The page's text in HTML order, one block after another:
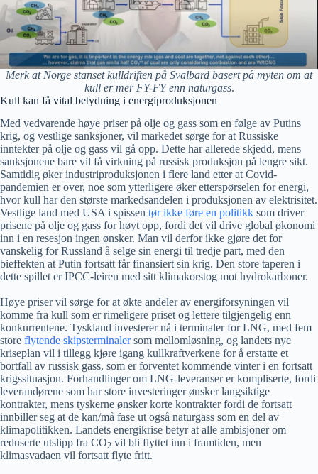
Merk at Norge stanset kulldriften på Svalbard basert på myten om at
kull er mer FY-FY enn naturgass.
Kull kan få vital betydning i energiproduksjonen
Med vedvarende høye priser på olje og gass som en følge av Putins
krig, og vestlige sanksjoner, vil markedet sørge for at Russiske
inntekter på olje og gass vil gå opp. Dette har allerede skjedd, mens
sanksjonene bare vil få virkning på russisk produksjon på lengre sikt.
Samtidig øker industriproduksjonen i flere land etter at Covid-
pandemien er over, noe som ytterligere øker etterspørselen for energi,
hvor kull har den største markedsandelen i produksjonen av elektrisitet.
Vestlige land med USA i spissen tør ikke føre en politikk som driver
prisene på olje og gass for høyt opp, fordi det vil drive global økonomi
inn i en resesjon ingen ønsker. Man vil derfor ikke gjøre det for
vanskelig for Russland å selge sin energi til tredje part, med den
bieffekten at Putin fortsatt får finansiert sin krig. Den store taperen i
dette spillet er IPCC-leiren med sitt klimakorstog mot hydrokarboner.
Høye priser vil sørge for at økte andeler av energiforsyningen vil
komme fra kull som er rimeligere priset og lettere tilgjengelig enn
konkurrentene. Tyskland investerer nå i terminaler for LNG, med fem
store flytende skipsterminalersom mellomløsning, og landets nye
kriseplan vil i tillegg kjøre igang kullkraftverkene for å erstatte et
bortfall av russisk gass, som er forventet kommende vinter i en fortsatt
krigssituasjon. Forhandlinger om LNG-leveranser er kompliserte, fordi
leverandørene som har store investeringer ønsker langsiktige
kontrakter, mens tyskerne ønsker korte kontrakter fordi de fortsatt
innbiller seg at de kan/må fase ut også naturgass som en del av
klimapolitikken. Landets energikrise betyr at alle ambisjoner om
reduserte utslipp fra CO2 vil bli flyttet inn i framtiden, men
klimasvadaen vil fortsatt flyte fritt.